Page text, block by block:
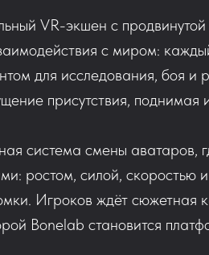
VR-экшен с
с миром:
для исследования, боя
присутствия,
система смены
ростом, силой,
Игроков ждёт
Bonelab становится